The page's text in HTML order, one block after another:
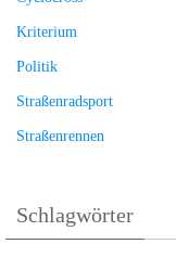
Kriterium
Politik
Straßenradsport
Straßenrennen
Schlagwörter